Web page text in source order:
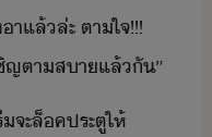
แล้​ล่ะ​ ​ตาใจ​!​!​!​
ญ​ตาสา​แล้ั​”
จะ​ล็ค​ประตู​ให้​